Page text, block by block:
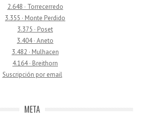
2.648 · Torrecerredo
3.355 · Monte Perdido
3.375 · Poset
3.404 · Aneto
3.482 · Mulhacen
4.164 · Breithorn
Suscripción por email
META